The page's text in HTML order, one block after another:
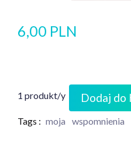
6,00 PLN
1 produkt/y Dodaj do
Tags : moja wspomnienia